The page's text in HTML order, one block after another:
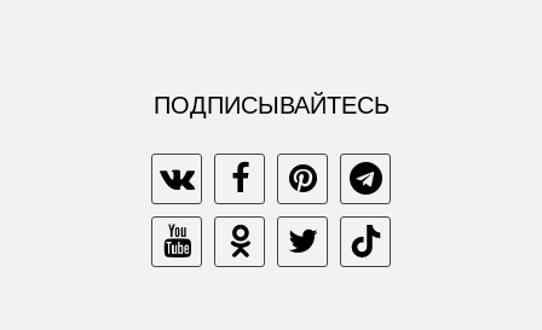
ПОДПИСЫВАЙТЕСЬ